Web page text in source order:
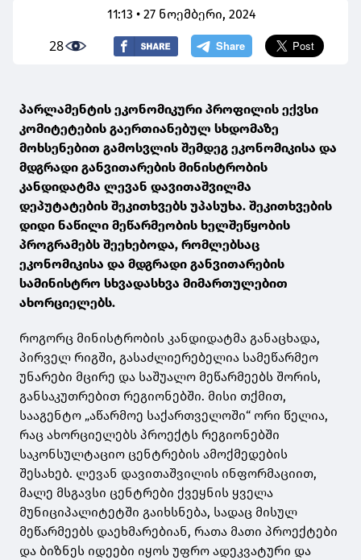
11:13 • 27 ნოემბერი, 2024
28
პარლამენტის ეკონომიკური პროფილის ექვსი
კომიტეტების გაერთიანებულ სხდომაზე
მოხსენებით გამოსვლის შემდეგ ეკონომიკისა და
მდგრადი განვითარების მინისტრობის
კანდიდატმა ლევან დავითაშვილმა
დეპუტატების შეკითხვებს უპასუხა. შეკითხვების
დიდი ნაწილი მეწარმეობის ხელშეწყობის
პროგრამებს შეეხებოდა, რომლებსაც
ეკონომიკისა და მდგრადი განვითარების
სამინისტრო სხვადასხვა მიმართულებით
ახორციელებს.
როგორც მინისტრობის კანდიდატმა განაცხადა,
პირველ რიგში, გასაძლიერებელია სამეწარმეო
უნარები მცირე და საშუალო მეწარმეებს შორის,
განსაკუთრებით რეგიონებში. მისი თქმით,
სააგენტო „აწარმოე საქართველოში“ ორი წელია,
რაც ახორციელებს პროექტს რეგიონებში
საკონსულტაციო ცენტრების ამოქმედების
შესახებ. ლევან დავითაშვილის ინფორმაციით,
მალე მსგავსი ცენტრები ქვეყნის ყველა
მუნიციპალიტეტში გაიხსნება, სადაც მისულ
მეწარმეებს დაეხმარებიან, რათა მათი პროექტები
და ბიზნეს იდეები იყოს უფრო ადეკვატური და